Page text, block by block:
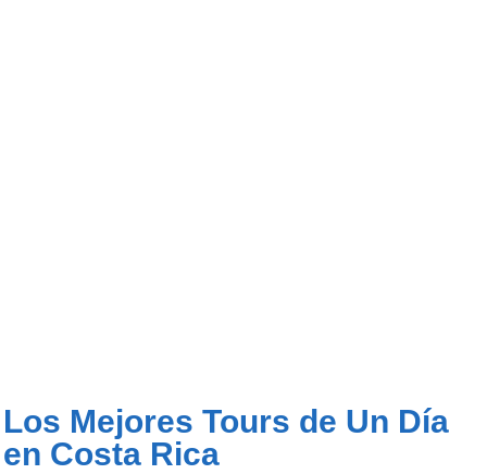
Los Mejores Tours de Un Día
en Costa Rica